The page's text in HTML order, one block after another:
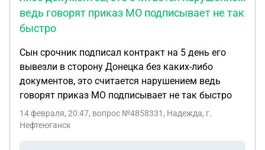
другом городе. Там также была некая ясность о
наличии заболевания. По прибытию в часть,
начмедом, на что он возмутился: "Мол, что я тут
делаю?". Но сошлись на том, что время от
времени меня будут выпускать на свои терапии и
т.д. Останется между нами, опять же, чтобы не
поднимать шумиху. Да и я сам не против служить
был наравне со всеми. Но тут ситуация резко
ведь говорят приказ МО подписывает не так
быстро
Сын срочник подписал контракт на 5 день его
вывезли в сторону Донецка без каких-либо
документов, это считается нарушением ведь
говорят приказ МО подписывает не так быстро
14 февраля, 20:47, вопрос №4858331, Надежда, г.
Нефтеюганск